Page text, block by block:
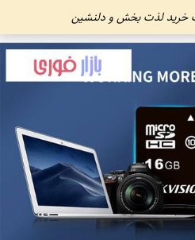
خرید لذت بخش و دلنشین